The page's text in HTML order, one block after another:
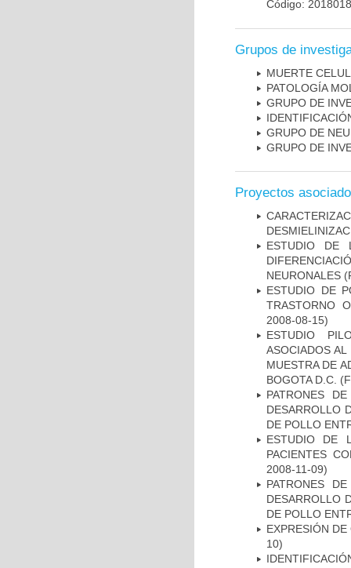
Código:
Grupos de
MUERTE
PATOLOGÍA
GRUPO DE
GRUPO DE
GRUPO DE
Proyectos
ESTUDIO DE
NEURONALES
ESTUDIO DE
TRASTORNO
2008-08-15)
ESTUDIO
ASOCIADOS
MUESTRA DE
BOGOTA D.C.
PATRONES
DESARROLLO
DE POLLO
ESTUDIO DE
PACIENTES
2008-11-09)
PATRONES
DESARROLLO
DE POLLO
EXPRESIÓN
10)